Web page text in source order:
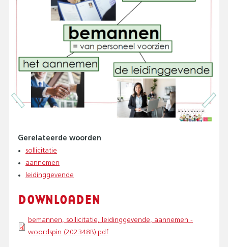
Gerelateerde woorden
sollicitatie
aannemen
leidinggevende
DOWNLOADEN
bemannen, sollicitatie, leidinggevende, aannemen -
woordspin (202348B).pdf